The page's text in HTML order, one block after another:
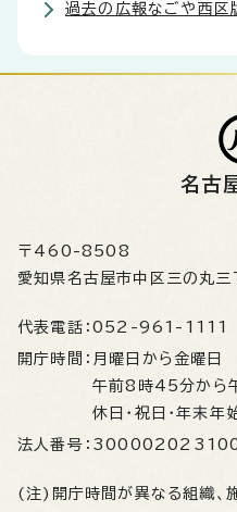
過去の広報なごや西区
名古
〒460-8508
愛知県名古屋市中区三の丸
代表電話： 052-961-1111
開庁時間： 月曜日から金曜日
午前8時45分から
休日・祝日・年末年
法人番号：
(注)開庁時間が異なる組織、